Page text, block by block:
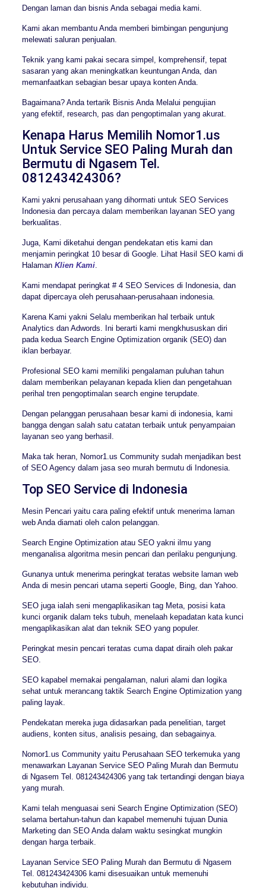
Dengan laman dan bisnis Anda sebagai media kami.
Kami akan membantu Anda memberi bimbingan pengunjung
melewati saluran penjualan.
Teknik yang kami pakai secara simpel, komprehensif, tepat
sasaran yang akan meningkatkan keuntungan Anda, dan
memanfaatkan sebagian besar upaya konten Anda.
Bagaimana? Anda tertarik Bisnis Anda Melalui pengujian
yang efektif, research, pas dan pengoptimalan yang akurat.
Kenapa Harus Memilih Nomor1.us
Untuk Service SEO Paling Murah dan
Bermutu di Ngasem Tel.
081243424306?
Kami yakni perusahaan yang dihormati untuk SEO Services
Indonesia dan percaya dalam memberikan layanan SEO yang
berkualitas.
Juga, Kami diketahui dengan pendekatan etis kami dan
menjamin peringkat 10 besar di Google. Lihat Hasil SEO kami di
Halaman Klien Kami.
Kami mendapat peringkat # 4 SEO Services di Indonesia, dan
dapat dipercaya oleh perusahaan-perusahaan indonesia.
Karena Kami yakni Selalu memberikan hal terbaik untuk
Analytics dan Adwords. Ini berarti kami mengkhususkan diri
pada kedua Search Engine Optimization organik (SEO) dan
iklan berbayar.
Profesional SEO kami memiliki pengalaman puluhan tahun
dalam memberikan pelayanan kepada klien dan pengetahuan
perihal tren pengoptimalan search engine terupdate.
Dengan pelanggan perusahaan besar kami di indonesia, kami
bangga dengan salah satu catatan terbaik untuk penyampaian
layanan seo yang berhasil.
Maka tak heran, Nomor1.us Community sudah menjadikan best
of SEO Agency dalam jasa seo murah bermutu di Indonesia.
Top SEO Service di Indonesia
Mesin Pencari yaitu cara paling efektif untuk menerima laman
web Anda diamati oleh calon pelanggan.
Search Engine Optimization atau SEO yakni ilmu yang
menganalisa algoritma mesin pencari dan perilaku pengunjung.
Gunanya untuk menerima peringkat teratas website laman web
Anda di mesin pencari utama seperti Google, Bing, dan Yahoo.
SEO juga ialah seni mengaplikasikan tag Meta, posisi kata
kunci organik dalam teks tubuh, menelaah kepadatan kata kunci
mengaplikasikan alat dan teknik SEO yang populer.
Peringkat mesin pencari teratas cuma dapat diraih oleh pakar
SEO.
SEO kapabel memakai pengalaman, naluri alami dan logika
sehat untuk merancang taktik Search Engine Optimization yang
paling layak.
Pendekatan mereka juga didasarkan pada penelitian, target
audiens, konten situs, analisis pesaing, dan sebagainya.
Nomor1.us Community yaitu Perusahaan SEO terkemuka yang
menawarkan Layanan Service SEO Paling Murah dan Bermutu
di Ngasem Tel. 081243424306 yang tak tertandingi dengan biaya
yang murah.
Kami telah menguasai seni Search Engine Optimization (SEO)
selama bertahun-tahun dan kapabel memenuhi tujuan Dunia
Marketing dan SEO Anda dalam waktu sesingkat mungkin
dengan harga terbaik.
Layanan Service SEO Paling Murah dan Bermutu di Ngasem
Tel. 081243424306 kami disesuaikan untuk memenuhi
kebutuhan individu.